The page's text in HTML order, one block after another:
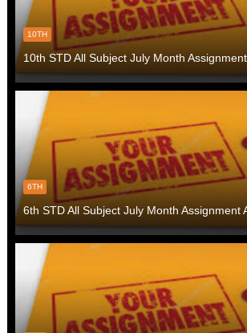
10TH
10th STD All Subject July Month
6TH
6th STD All Subject July Month Assignment